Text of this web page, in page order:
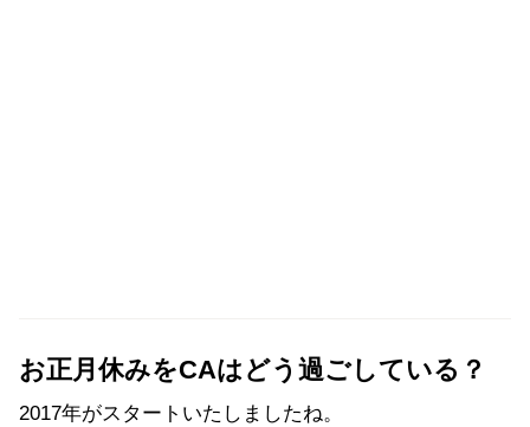
お正月休みをCAはどう過ごしている？
2017年がスタートいたしましたね。